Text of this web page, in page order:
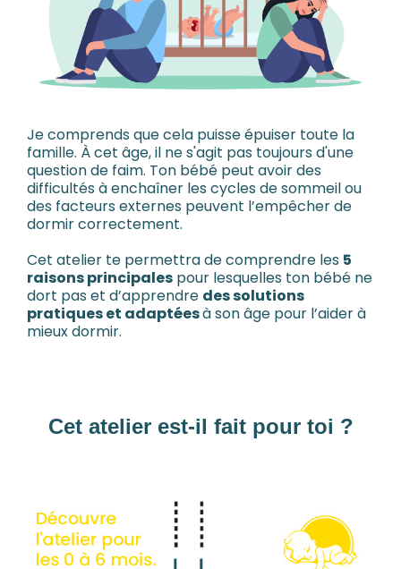
Je comprends que cela puisse épuiser toute la
famille. À cet âge, il ne s'agit pas toujours d'une
question de faim. Ton bébé peut avoir des
difficultés à enchaîner les cycles de sommeil ou
des facteurs externes peuvent l’empêcher de
dormir correctement.
Cet atelier te permettra de comprendre les 5
raisons principales pour lesquelles ton bébé ne
dort pas et d’apprendre des solutions
pratiques et adaptéesà son âge pour l’aider à
mieux dormir.
Cet atelier est-il fait pour toi ?